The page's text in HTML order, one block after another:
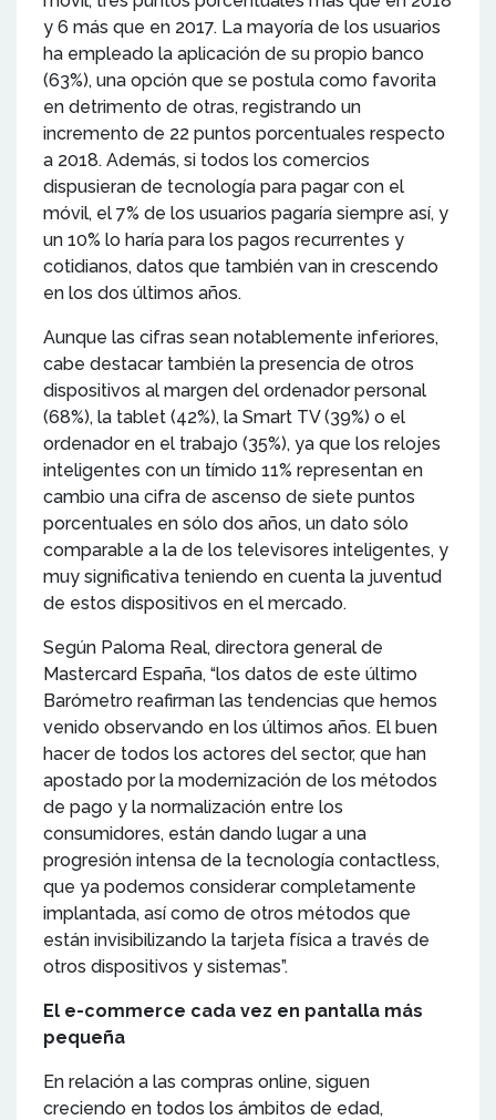
y 6 más que en 2017. La mayoría de los usuarios
ha empleado la aplicación de su propio banco
(63%), una opción que se postula como favorita
en detrimento de otras, registrando un
incremento de 22 puntos porcentuales respecto
a 2018. Además, si todos los comercios
dispusieran de tecnología para pagar con el
móvil, el 7% de los usuarios pagaría siempre así, y
un 10% lo haría para los pagos recurrentes y
cotidianos, datos que también van in crescendo
en los dos últimos años.
Aunque las cifras sean notablemente inferiores,
cabe destacar también la presencia de otros
dispositivos al margen del ordenador personal
(68%), la tablet (42%), la Smart TV (39%) o el
ordenador en el trabajo (35%), ya que los relojes
inteligentes con un tímido 11% representan en
cambio una cifra de ascenso de siete puntos
porcentuales en sólo dos años, un dato sólo
comparable a la de los televisores inteligentes, y
muy significativa teniendo en cuenta la juventud
de estos dispositivos en el mercado.
Según Paloma Real, directora general de
Mastercard España, “los datos de este último
Barómetro reafirman las tendencias que hemos
venido observando en los últimos años. El buen
hacer de todos los actores del sector, que han
apostado por la modernización de los métodos
de pago y la normalización entre los
consumidores, están dando lugar a una
progresión intensa de la tecnología contactless,
que ya podemos considerar completamente
implantada, así como de otros métodos que
están invisibilizando la tarjeta física a través de
otros dispositivos y sistemas”.
El e-commerce cada vez en pantalla más
pequeña
En relación a las compras online, siguen
creciendo en todos los ámbitos de edad,